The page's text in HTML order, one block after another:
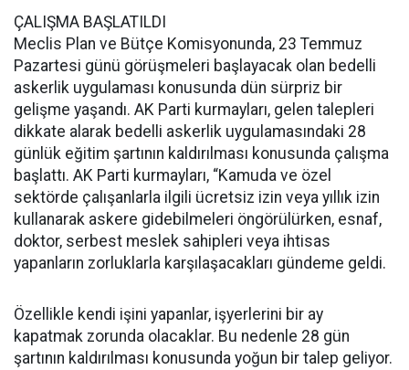
ÇALIŞMA BAŞLATILDI
Meclis Plan ve Bütçe Komisyonunda, 23 Temmuz
Pazartesi günü görüşmeleri başlayacak olan bedelli
askerlik uygulaması konusunda dün sürpriz bir
gelişme yaşandı. AK Parti kurmayları, gelen talepleri
dikkate alarak bedelli askerlik uygulamasındaki 28
günlük eğitim şartının kaldırılması konusunda çalışma
başlattı. AK Parti kurmayları, “Kamuda ve özel
sektörde çalışanlarla ilgili ücretsiz izin veya yıllık izin
kullanarak askere gidebilmeleri öngörülürken, esnaf,
doktor, serbest meslek sahipleri veya ihtisas
yapanların zorluklarla karşılaşacakları gündeme geldi.
Özellikle kendi işini yapanlar, işyerlerini bir ay
kapatmak zorunda olacaklar. Bu nedenle 28 gün
şartının kaldırılması konusunda yoğun bir talep geliyor.